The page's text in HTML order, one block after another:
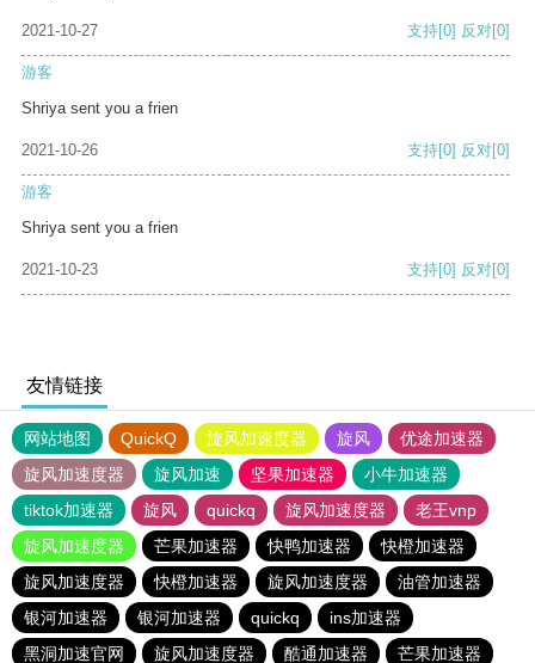
2021-10-27 支持[0] 反对[0]
游客
Shriya sent you a frien
2021-10-26 支持[0] 反对[0]
游客
Shriya sent you a frien
2021-10-23 支持[0] 反对[0]
友情链接
网站地图 QuickQ 旋风加速度器 旋风
优途加速器
旋风加速度器
旋风加速 坚果加速器
小牛加速器
tiktok加速器
旋风 quickq 旋风加速度器
老王vnp
旋风加速度器
芒果加速器 快鸭加速器
快橙加速器
旋风加速度器
快橙加速器 旋风加速度器
油管加速器
银河加速器
银河加速器 quickq
ins加速器
黑洞加速官网
旋风加速度器 酷通加速器 芒果加速器